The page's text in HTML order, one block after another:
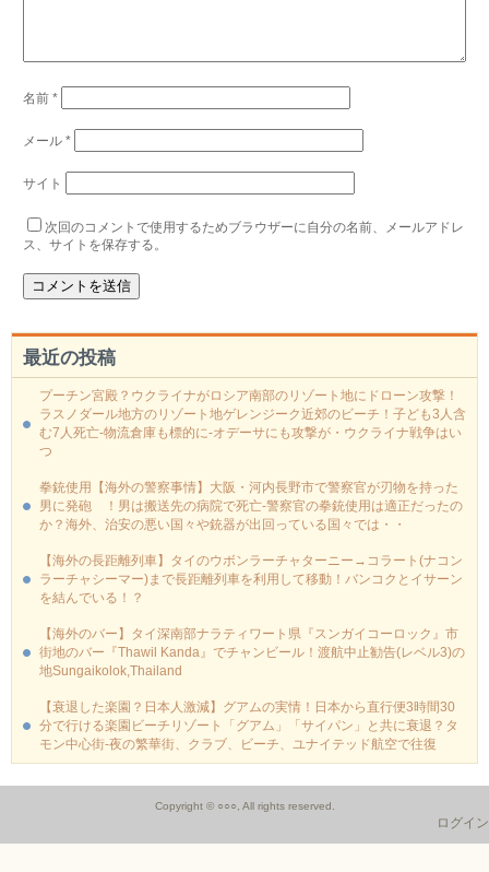
名前*
メール*
サイト
次回のコメントで使用するためブラウザーに自分の名前、メールアドレ
ス、サイトを保存する。
最近の投稿
プーチン宮殿？ウクライナがロシア南部のリゾート地にドローン攻撃！
ラスノダール地方のリゾート地ゲレンジーク近郊のビーチ！子ども3人含
む7人死亡-物流倉庫も標的に‐オデーサにも攻撃が・ウクライナ戦争はい
つ
拳銃使用【海外の警察事情】大阪・河内長野市で警察官が刃物を持った
男に発砲 ！男は搬送先の病院で死亡-警察官の拳銃使用は適正だったの
か？海外、治安の悪い国々や銃器が出回っている国々では・・
【海外の長距離列車】タイのウボンラーチャターニー→コラート(ナコン
ラーチャシーマー)まで長距離列車を利用して移動！バンコクとイサーン
を結んでいる！？
【海外のバー】タイ深南部ナラティワート県『スンガイコーロック』市
街地のバー『Thawil Kanda』でチャンビール！渡航中止勧告(レベル3)の
地Sungaikolok,Thailand
【衰退した楽園？日本人激減】グアムの実情！日本から直行便3時間30
分で行ける楽園ビーチリゾート「グアム」「サイパン」と共に衰退？タ
モン中心街-夜の繁華街、クラブ、ビーチ、ユナイテッド航空で往復
Copyright © ○○○, All rights reserved.
ログイン